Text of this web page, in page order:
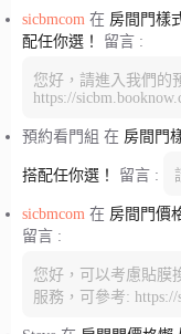
sicbmcom 在 房間門樣
配任你選！
留言 :
您好，請進入我們的
https://
預約看門組 在 房間門
搭配任你選！ 留言 :
sicbmcom 在 房間門價
留言 :
您好，可以考慮貼膜
服務，可參考: